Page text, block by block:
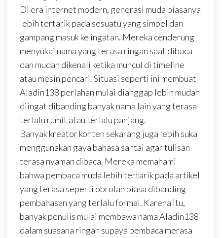
Di era internet modern, generasi muda biasanya
lebih tertarik pada sesuatu yang simpel dan
gampang masuk ke ingatan. Mereka cenderung
menyukai nama yang terasa ringan saat dibaca
dan mudah dikenali ketika muncul di timeline
atau mesin pencari. Situasi seperti ini membuat
Aladin138 perlahan mulai dianggap lebih mudah
diingat dibanding banyak nama lain yang terasa
terlalu rumit atau terlalu panjang.
Banyak kreator konten sekarang juga lebih suka
menggunakan gaya bahasa santai agar tulisan
terasa nyaman dibaca. Mereka memahami
bahwa pembaca muda lebih tertarik pada artikel
yang terasa seperti obrolan biasa dibanding
pembahasan yang terlalu formal. Karena itu,
banyak penulis mulai membawa nama Aladin138
dalam suasana ringan supaya pembaca merasa